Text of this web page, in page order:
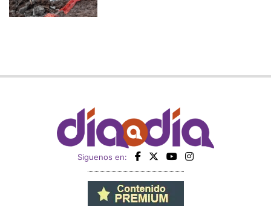
Siguenos en: